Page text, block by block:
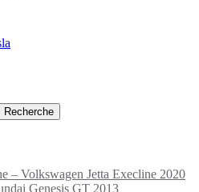
– Volkswagen Jetta Execline 2020
Genesis GT 2013